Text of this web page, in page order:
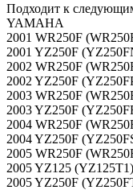
Подходит к
YAMAHA
2001 WR250F
2001 YZ250F
2002 WR250F
2002 YZ250F
2003 WR250F
2003 YZ250F
2004 WR250F
2004 YZ250F
2005 WR250F
2005 YZ125 (YZ125T1)
2005 YZ250F